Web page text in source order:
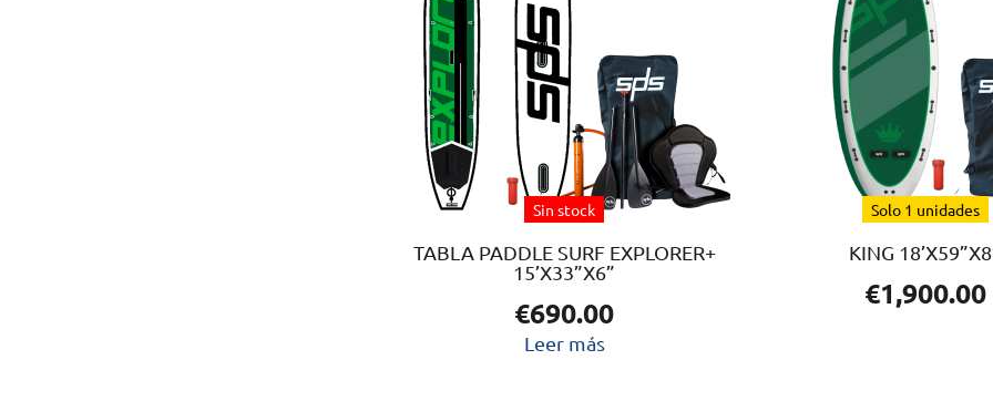
Sin stock
TABLA PADDLE SURF EXPLORER+
15’X33”X6”
€690.00
Leer más
Solo 1 unidades
KING
€1,900.00